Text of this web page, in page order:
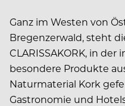
Ganz im Westen von
Bregenzerwald, steht
CLARISSAKORK, in
besondere Produkte
Naturmaterial Kork
Gastronomie und